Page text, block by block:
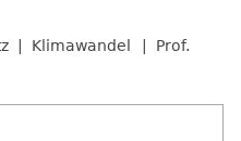
Klimawandel
Prof.